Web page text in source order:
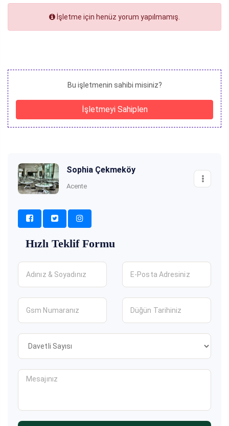
İşletme için henüz yorum yapılmamış.
Bu işletmenin sahibi misiniz?
İşletmeyi Sahiplen
Sophia Çekmeköy
Acente
Hızlı Teklif Formu